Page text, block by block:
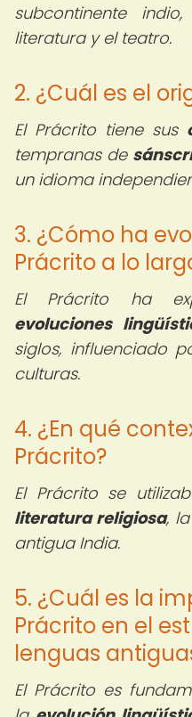
subcontinente
literatura y el teatro.
2. ¿Cuál es el
El Prácrito tiene sus
tempranas de
un idioma
3. ¿Cómo ha
Prácrito a lo
El Prácrito ha
evoluciones
siglos, influenciado
culturas.
4. ¿En qué
Prácrito?
El Prácrito se
literatura religiosa, la
antigua India.
5. ¿Cuál es la
Prácrito en el
lenguas
El Prácrito es